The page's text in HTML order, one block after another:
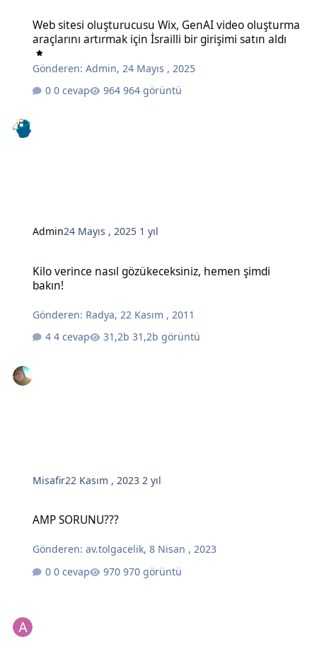
Web sitesi oluşturucusu Wix, GenAI video oluşturma
araçlarını artırmak için İsrailli bir girişimi satın aldı
Gönderen:Admin, 24 Mayıs , 2025
0 cevap
964 görüntü
Admin24 Mayıs , 2025 1 yıl
Kilo verince nasıl gözükeceksiniz, hemen şimdi
bakın!
Gönderen: Radya, 22 Kasım , 2011
4 cevap
31,2b görüntü
Misafir22 Kasım , 20232 yıl
AMP SORUNU???
Gönderen:av.tolgacelik,8 Nisan , 2023
0 cevap
970 görüntü